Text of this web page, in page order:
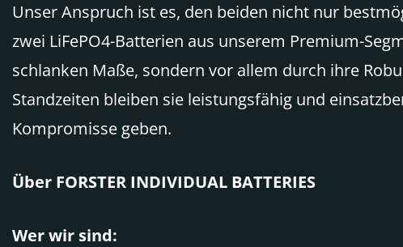
Unser Anspruch ist es, den beiden nicht nur
zwei LiFePO4-Batterien aus unserem Premium-
schlanken Maße, sondern vor allem durch ihre
Standzeiten bleiben sie leistungsfähig und
Kompromisse geben.
Über FORSTER INDIVIDUAL BATTERIES
Wer wir sind: